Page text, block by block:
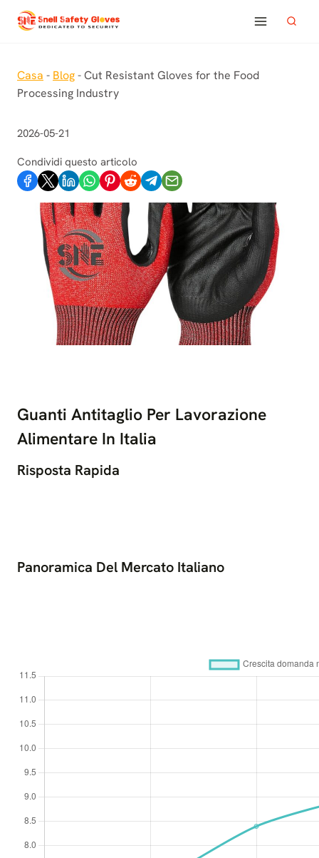
Salta
Casa - Blog-Cut Resistant Gloves for the Food
Processing Industry
2026-05-21
Condividi questo articolo
Guanti Antitaglio Per Lavorazione
Alimentare In Italia
Risposta Rapida
Panoramica Del Mercato Italiano